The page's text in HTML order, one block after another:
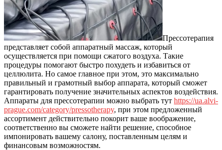
Прессотерапия
представляет собой аппаратный массаж, который
осуществляется при помощи сжатого воздуха. Такие
процедуры помогают быстро похудеть и избавиться от
целлюлита. Но самое главное при этом, это максимально
правильный и грамотный выбор аппарата, который сможет
гарантировать получение значительных аспектов воздействия.
Аппараты для прессотерапии можно выбрать тут https://ua.alvi-
prague.com/category/pressotherapy, при этом предложенный
ассортимент действительно покорит ваше воображение,
соответственно вы сможете найти решение, способное
импонировать вашему салону, поставленным целям и
финансовым возможностям.